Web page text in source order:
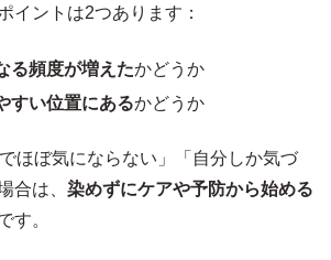
イントは2つあります：
る頻度が増えたかどうか
すい位置にあるかどうか
ほぼ気にならない」「自分しか気づ
合は、 染めずにケアや予防から始める
す。